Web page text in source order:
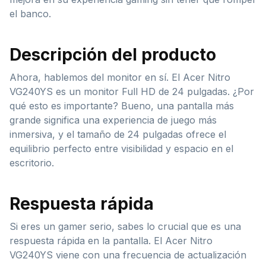
el banco.
Descripción del producto
Ahora, hablemos del monitor en sí. El Acer Nitro
VG240YS es un monitor Full HD de 24 pulgadas. ¿Por
qué esto es importante? Bueno, una pantalla más
grande significa una experiencia de juego más
inmersiva, y el tamaño de 24 pulgadas ofrece el
equilibrio perfecto entre visibilidad y espacio en el
escritorio.
Respuesta rápida
Si eres un gamer serio, sabes lo crucial que es una
respuesta rápida en la pantalla. El Acer Nitro
VG240YS viene con una frecuencia de actualización